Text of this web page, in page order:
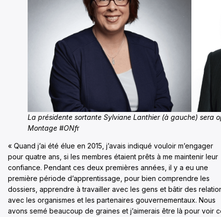
La présidente sortante Sylviane Lanthier (à gauche) sera
Montage #ONfr
« Quand j’ai été élue en 2015, j’avais indiqué vouloir m’engager
pour quatre ans, si les membres étaient prêts à me maintenir leur
confiance. Pendant ces deux premières années, il y a eu une
première période d’apprentissage, pour bien comprendre les
dossiers, apprendre à travailler avec les gens et bâtir des
avec les organismes et les partenaires gouvernementaux. Nous
avons semé beaucoup de graines et j’aimerais être là pour voir